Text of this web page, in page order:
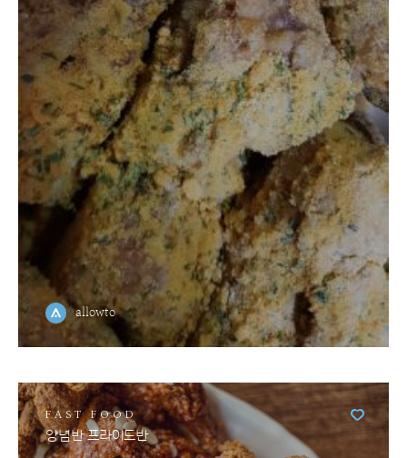
allowto
FAST FOOD
양념반 프라이드반